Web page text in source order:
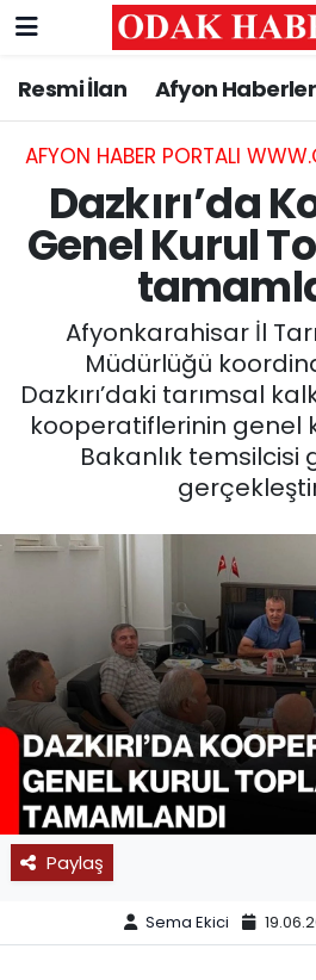
Resmi İlan Afyon
AFYON HABER PORTALI
Dazkırı’da
Genel Kurul
Afyonkarahisar İl
Müdürlüğü
Dazkırı’daki tarımsal
kooperatiflerinin genel
Bakanlık temsilcisi
Paylaş
Sema Ekici
AFYONKARAHİSAR
Resmi İlan
ASAYİŞ
GÜNCEL
SİYASET
EĞİTİM
MAGAZİN
SPOR
11:11 MANŞET
Nöbetçi Eczaneler
Hava Durumu
Trafik Durumu
Süper Lig Puan
Tüm Manşetler
Son Dakika Haberleri
Haber Arşivi